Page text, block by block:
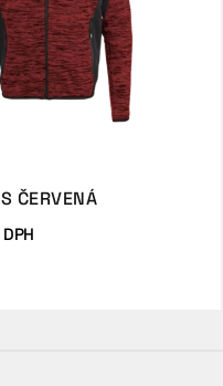
ČERVENÁ